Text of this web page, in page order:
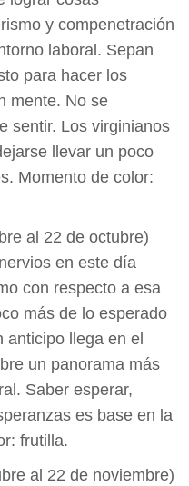
y compenetración
laboral. Sepan
para hacer los
mente. No se
sentir. Los virginianos
llevar un poco
Momento de color:
al 22 de octubre)
en este día
con respecto a esa
más de lo esperado
anticipo llega en el
un panorama más
Saber esperar,
es base en la
frutilla.
al 22 de noviembre)